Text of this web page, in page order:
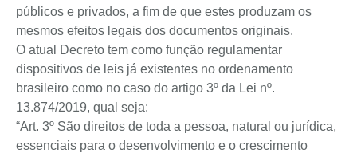
públicos e privados, a fim de que estes produzam os
mesmos efeitos legais dos documentos originais.
O atual Decreto tem como função regulamentar
dispositivos de leis já existentes no ordenamento
brasileiro como no caso do artigo 3º da Lei nº.
13.874/2019, qual seja:
“Art. 3º São direitos de toda a pessoa, natural ou jurídica,
essenciais para o desenvolvimento e o crescimento